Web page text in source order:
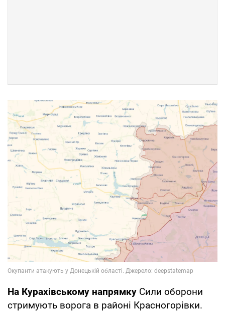
На Курахівському напрямку Сили оборони
стримують ворога в районі Красногорівки.